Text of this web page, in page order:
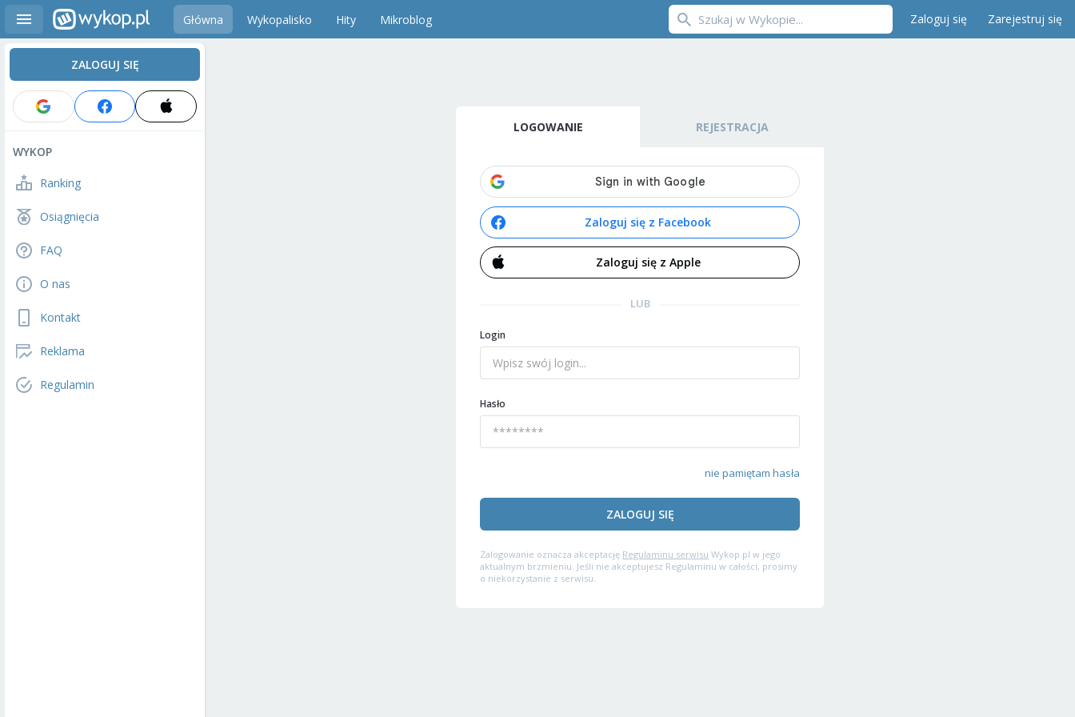
Główna Wykopalisko Hity Mikroblog Zaloguj się Zarejestruj się
ZALOGUJ SIĘ
WYKOP
Ranking
Osiągnięcia
FAQ
O nas
Kontakt
Reklama
Regulamin
LOGOWANIE REJESTRACJA
Zaloguj się z Facebook
Zaloguj się z Apple
LUB
Login
Hasło
nie pamiętam hasła
ZALOGUJ SIĘ
Zalogowanie oznacza akceptację Regulaminu serwisu Wykop.pl w jego
aktualnym brzmieniu. Jeśli nie akceptujesz Regulaminu w całości, prosimy
o niekorzystanie z serwisu.